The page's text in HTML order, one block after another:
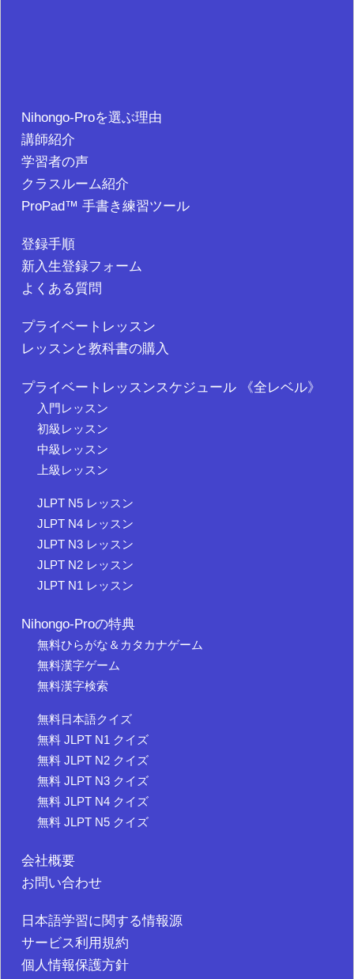
Nihongo-Proを選ぶ理由
講師紹介
学習者の声
クラスルーム紹介
ProPad™ 手書き練習ツール
登録手順
新入生登録フォーム
よくある質問
プライベートレッスン
レッスンと教科書の購入
プライベートレッスンスケジュール 《全レベル》
入門レッスン
初級レッスン
中級レッスン
上級レッスン
JLPT N5 レッスン
JLPT N4 レッスン
JLPT N3 レッスン
JLPT N2 レッスン
JLPT N1 レッスン
Nihongo-Proの特典
無料ひらがな＆カタカナゲーム
無料漢字ゲーム
無料漢字検索
無料日本語クイズ
無料 JLPT N1 クイズ
無料 JLPT N2 クイズ
無料 JLPT N3 クイズ
無料 JLPT N4 クイズ
無料 JLPT N5 クイズ
会社概要
お問い合わせ
日本語学習に関する情報源
サービス利用規約
個人情報保護方針